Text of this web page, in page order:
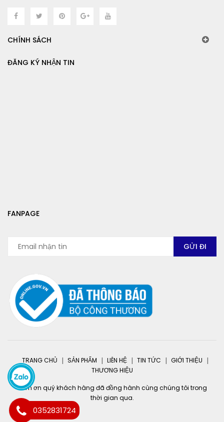
CHÍNH SÁCH
ĐĂNG KÝ NHẬN TIN
FANPAGE
TRANG CHỦ SẢN PHẨM LIÊN HỆ TIN TỨC
GIỚI THIỆU
THƯƠNG HIỆU
Cảm ơn quý khách hàng đã đồng hành cùng chúng tôi trong
thời gian qua.
0352831724